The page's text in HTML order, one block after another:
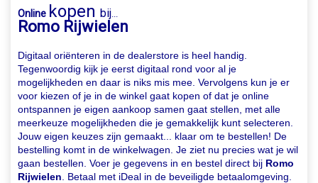
Online kopen bij
Romo Rijwielen
Digitaal oriënteren in de dealerstore is heel handig.
Tegenwoordig kijk je eerst digitaal rond voor al je
mogelijkheden en daar is niks mis mee. Vervolgens kun je er
voor kiezen of je in de winkel gaat kopen of dat je online
ontspannen je eigen aankoop samen gaat stellen, met alle
meerkeuze mogelijkheden die je gemakkelijk kunt selecteren.
Jouw eigen keuzes zijn gemaakt... klaar om te bestellen! De
bestelling komt in de winkelwagen. Je ziet nu precies wat je wil
gaan bestellen. Voer je gegevens in en bestel direct bij Romo
Rijwielen . Betaal met iDeal in de beveiligde betaalomgeving.